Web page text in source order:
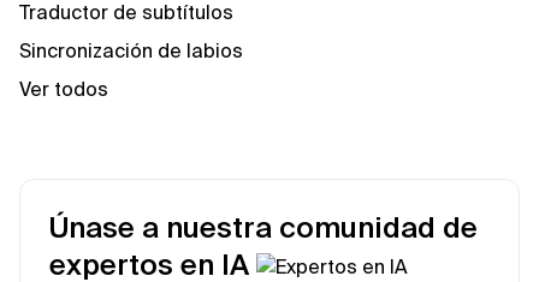
Traductor de subtítulos
Sincronización de labios
Ver todos
Únase a nuestra comunidad de
expertos en IA